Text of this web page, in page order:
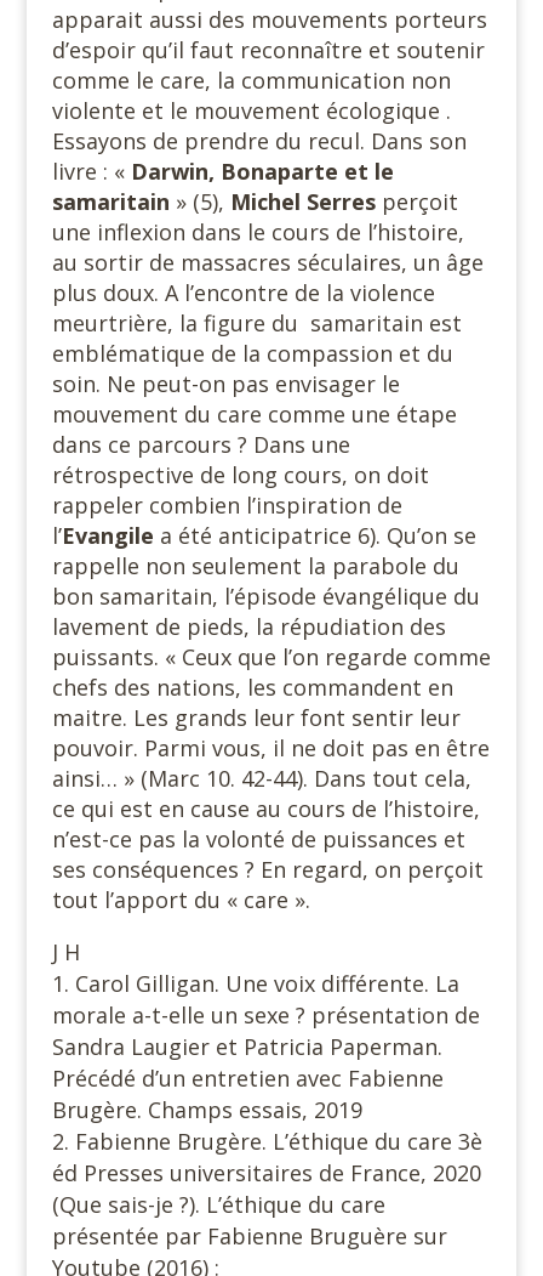
apparait aussi des mouvements porteurs
d’espoir qu’il faut reconnaître et soutenir
comme le care, la communication non
violente et le mouvement écologique .
Essayons de prendre du recul. Dans son
livre : « Darwin, Bonaparte et le
samaritain » (5), Michel Serresperçoit
une inflexion dans le cours de l’histoire,
au sortir de massacres séculaires, un âge
plus doux. A l’encontre de la violence
meurtrière, la figure du samaritain est
emblématique de la compassion et du
soin. Ne peut-on pas envisager le
mouvement du care comme une étape
dans ce parcours ? Dans une
rétrospective de long cours, on doit
rappeler combien l’inspiration de
l’Evangile a été anticipatrice 6). Qu’on se
rappelle non seulement la parabole du
bon samaritain, l’épisode évangélique du
lavement de pieds, la répudiation des
puissants. « Ceux que l’on regarde comme
chefs des nations, les commandent en
maitre. Les grands leur font sentir leur
pouvoir. Parmi vous, il ne doit pas en être
ainsi… » (Marc 10. 42-44). Dans tout cela,
ce qui est en cause au cours de l’histoire,
n’est-ce pas la volonté de puissances et
ses conséquences ? En regard, on perçoit
tout l’apport du « care ».
J H
Carol Gilligan. Une voix différente. La
morale a-t-elle un sexe ? présentation de
Sandra Laugier et Patricia Paperman.
Précédé d’un entretien avec Fabienne
Brugère. Champs essais, 2019
Fabienne Brugère. L’éthique du care 3è
éd Presses universitaires de France, 2020
(Que sais-je ?). L’éthique du care
présentée par Fabienne Bruguère sur
Youtube (2016) :